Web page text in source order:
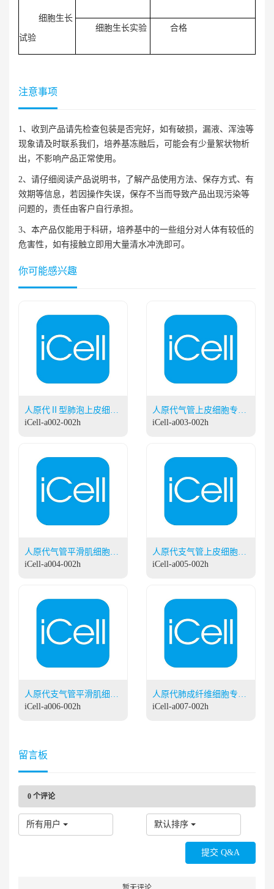
细胞生长
试验
细胞生长实验 合格
注意事项
1、收到产品请先检查包装是否完好，如有破损，漏液、浑浊等
现象请及时联系我们，培养基冻融后，可能会有少量絮状物析
出，不影响产品正常使用。
2、请仔细阅读产品说明书，了解产品使用方法、保存方式、有
效期等信息，若因操作失误，保存不当而导致产品出现污染等
问题的，责任由客户自行承担。
3、本产品仅能用于科研，培养基中的一些组分对人体有较低的
危害性，如有接触立即用大量清水冲洗即可。
你可能感兴趣
人原代Ⅱ型肺泡上皮细胞
专用培养基
iCell-a002-002h
人原代气管上皮细胞专用
培养基
iCell-a003-002h
人原代气管平滑肌细胞专
用培养基
iCell-a004-002h
人原代支气管上皮细胞专
用培养基
iCell-a005-002h
人原代支气管平滑肌细胞
专用培养基
iCell-a006-002h
人原代肺成纤维细胞专用
培养基
iCell-a007-002h
留言板
0 个评论
所有用户 默认排序